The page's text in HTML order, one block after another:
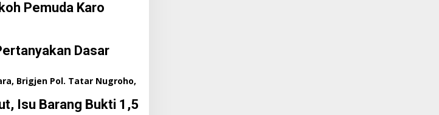
Pemuda Karo
Dasar
Isu Barang Bukti 1,5